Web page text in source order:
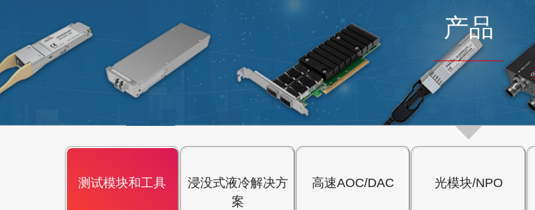
产品
测试模块和工具
浸没式液冷解决方
案
高速AOC/DAC 光模块/NPO